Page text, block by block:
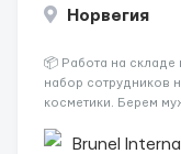
Норвегия
📦 Работа на
набор сотрудников
косметики. Берем
обучают уже после
Brunel